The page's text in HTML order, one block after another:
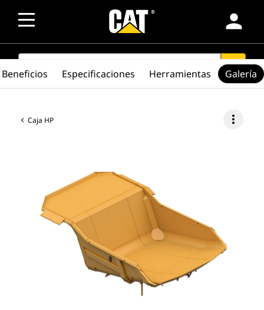
person
SEARCH search
Caja HP more_vert
Beneficios Especificaciones Herramientas Galería